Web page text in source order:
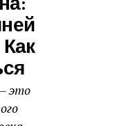
это